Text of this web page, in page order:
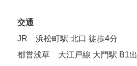
交通
JR 浜松町駅 北口 徒歩4分
都営浅草 大江戸線 大門駅 B1